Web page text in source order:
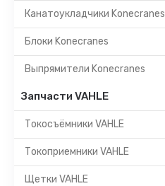
Канатоукладчики Konecranes
Блоки Konecranes
Выпрямители Konecranes
Запчасти VAHLE
Токосъёмники VAHLE
Токоприемники VAHLE
Щетки VAHLE